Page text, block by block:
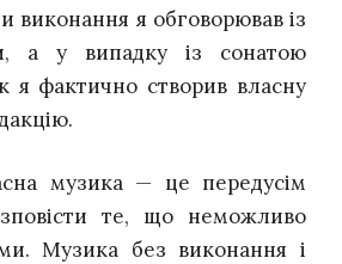
виконання я обговорював із
а у випадку із сонатою
я фактично створив власну
музика — це передусім
те, що неможливо
Музика без виконання і